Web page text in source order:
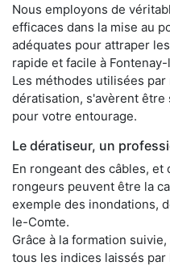
Nous employons de
efficaces dans la mise au
adéquates pour attraper
rapide et facile à
Les méthodes utilisées
dératisation, s'avèrent
pour votre entourage.
Le dératiseur, un
En rongeant des câbles,
rongeurs peuvent être la
exemple des inondations,
le-Comte.
Grâce à la formation
tous les indices laissés